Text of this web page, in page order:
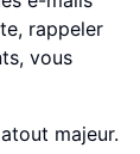
rappeler
vous
majeur.